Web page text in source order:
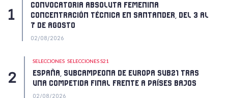
CONVOCATORIA ABSOLUTA FEMENINA
CONCENTRACIÓN TÉCNICA EN SANTANDER, DEL 3 AL
7 DE AGOSTO
02/08/2026
SELECCIONES SELECCIONES S21
ESPAÑA, SUBCAMPEONA DE EUROPA SUB21 TRAS
UNA COMPETIDA FINAL FRENTE A PAÍSES BAJOS
02/08/2026